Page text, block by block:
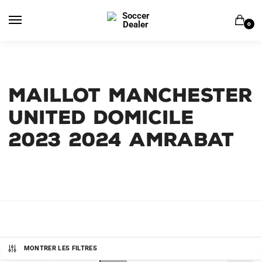
0
MAILLOT MANCHESTER
UNITED DOMICILE
2023 2024 Amrabat
MONTRER LES FILTRES